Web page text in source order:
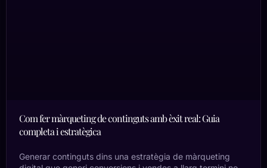
Com fer màrqueting de continguts amb èxit real: Guia
completa i estratègica
Generar continguts dins una estratègia de màrqueting